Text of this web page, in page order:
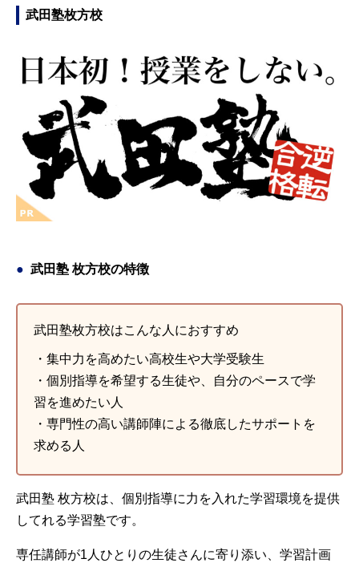
武田塾枚方校
武田塾 枚方校の特徴
武田塾枚方校はこんな人におすすめ
・集中力を高めたい高校生や大学受験生
・個別指導を希望する生徒や、自分のペースで学
習を進めたい人
・専門性の高い講師陣による徹底したサポートを
求める人
武田塾 枚方校は、個別指導に力を入れた学習環境を提供
してれる学習塾です。
専任講師が1人ひとりの生徒さんに寄り添い、学習計画